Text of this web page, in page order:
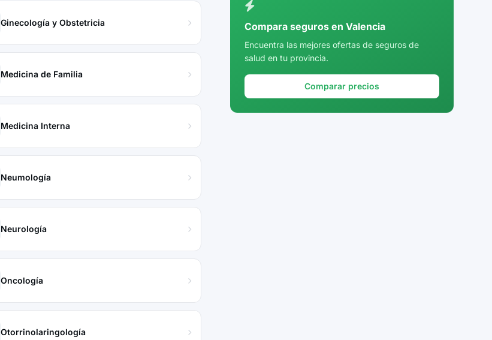
Ginecología y Obstetricia
Medicina de Familia
Medicina Interna
Neumología
Neurología
Oncología
Otorrinolaringología
Córdoba
Cuenca
Girona
Compara seguros en Valencia
Encuentra las mejores ofertas de seguros de
salud en tu provincia.
Comparar precios